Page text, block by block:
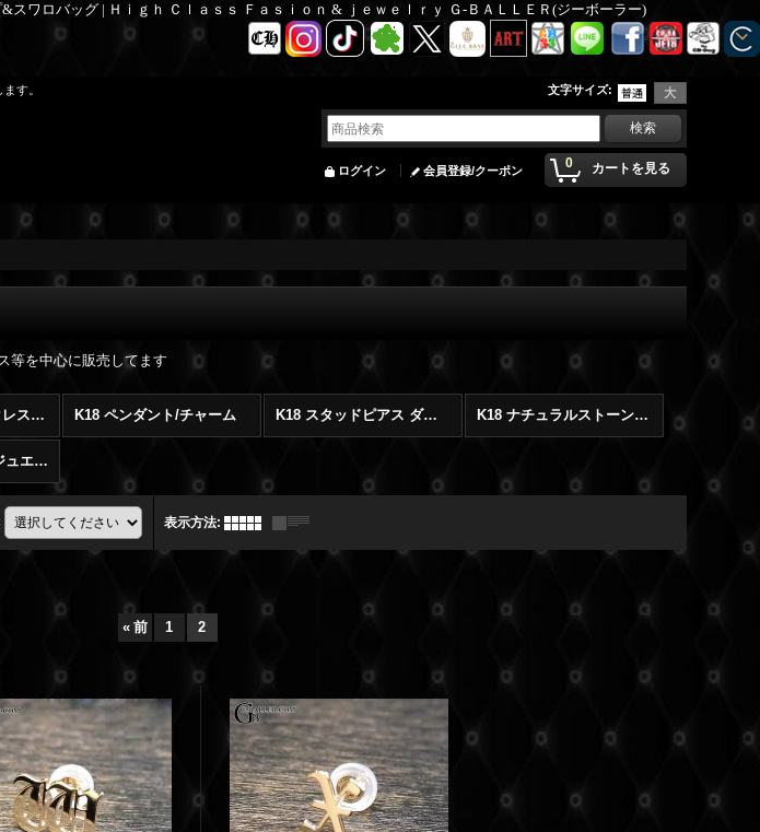
ワロバッグ | Ｈｉｇｈ Ｃｌａｓｓ Ｆａｓｉｏｎ & ｊｅｗｅｌｒｙ Ｇ-ＢＡＬＬＥＲ(ジーボーラー)
す。 文字サイズ:
0 カートを見る
ログイン 会員登録/クーポン
等を中心に販売してます
K18 ゴールドネックレス/ブレスレット K18 ペンダント/チャーム K18 スタッドピアス ダイヤモンド K18 ナチュラルストーン ブレスレット
カスタムオーダー ジュエリー
表示方法:
« 前 1 2